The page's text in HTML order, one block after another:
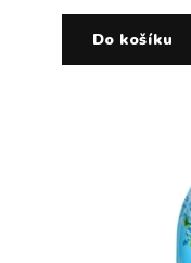
Do košíku